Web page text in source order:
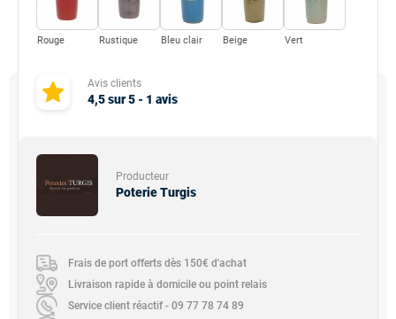
Avis clients
4,5sur5 - 1 avis
Rouge Rustique Bleu clair Beige Vert
Producteur
Poterie Turgis
Frais de port offerts dès 150€ d'achat
Livraison rapide à domicile ou point relais
Service client réactif - 09 77 78 74 89